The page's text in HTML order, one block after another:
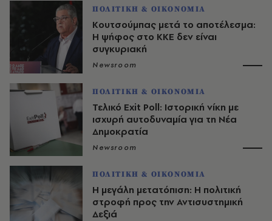
ΠΟΛΙΤΙΚΗ & ΟΙΚΟΝΟΜΙΑ
Κουτσούμπας μετά το αποτέλεσμα:
Η ψήφος στο ΚΚΕ δεν είναι
συγκυριακή
Newsroom
ΠΟΛΙΤΙΚΗ & ΟΙΚΟΝΟΜΙΑ
Τελικό Exit Poll: Ιστορική νίκη με
ισχυρή αυτοδυναμία για τη Νέα
Δημοκρατία
Newsroom
ΠΟΛΙΤΙΚΗ & ΟΙΚΟΝΟΜΙΑ
Η μεγάλη μετατόπιση: Η πολιτική
στροφή προς την Αντισυστημική
Δεξιά